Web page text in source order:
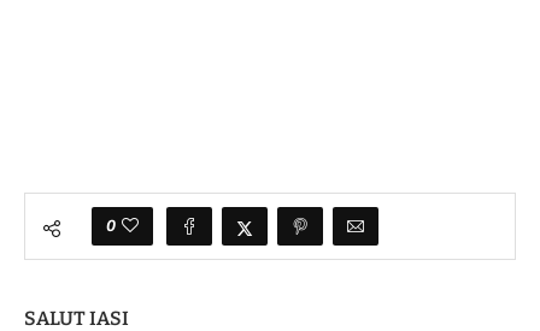
0
SALUT IASI